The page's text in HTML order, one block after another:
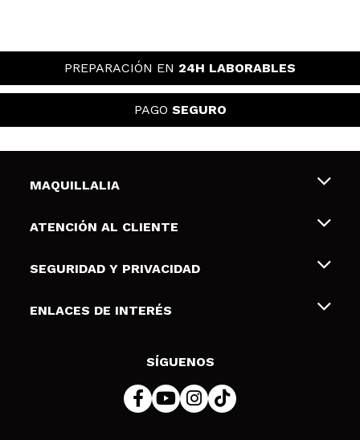
PREPARACIÓN EN 24H LABORABLES
PAGO SEGURO
MAQUILLALIA
Sobre nosotros
Tarjetas de Regalo
ATENCIÓN AL CLIENTE
Envíos y devoluciones
Formas de pago
SEGURIDAD Y PRIVACIDAD
Terminos y condiciones de uso
Política de cookies
ENLACES DE INTERÉS
SÍGUENOS